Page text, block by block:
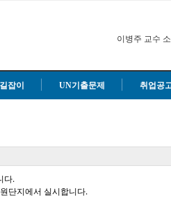
이병주 교수
잡이 UN기출문제 취업공
다.
단지에서 실시합니다.